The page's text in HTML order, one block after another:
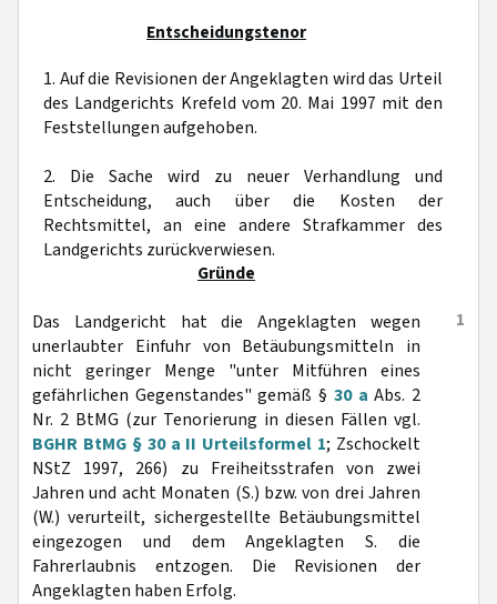
Entscheidungstenor
1. Auf die Revisionen der Angeklagten wird das Urteil
des Landgerichts Krefeld vom 20. Mai 1997 mit den
Feststellungen aufgehoben.
2. Die Sache wird zu neuer Verhandlung und
Entscheidung, auch über die Kosten der
Rechtsmittel, an eine andere Strafkammer des
Landgerichts zurückverwiesen.
Gründe
1
Das Landgericht hat die Angeklagten wegen
unerlaubter Einfuhr von Betäubungsmitteln in
nicht geringer Menge "unter Mitführen eines
gefährlichen Gegenstandes" gemäß § 30 a Abs. 2
Nr. 2 BtMG (zur Tenorierung in diesen Fällen vgl.
BGHR BtMG § 30 a II Urteilsformel 1; Zschockelt
NStZ 1997, 266) zu Freiheitsstrafen von zwei
Jahren und acht Monaten (S.) bzw. von drei Jahren
(W.) verurteilt, sichergestellte Betäubungsmittel
eingezogen und dem Angeklagten S. die
Fahrerlaubnis entzogen. Die Revisionen der
Angeklagten haben Erfolg.